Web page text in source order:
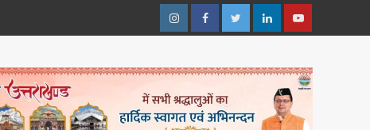
InstagramFacebookTwitterLinkedinYoutube